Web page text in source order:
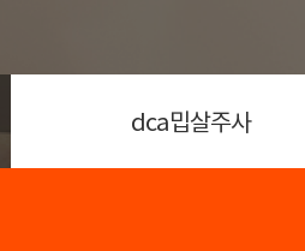
dca밉살주사